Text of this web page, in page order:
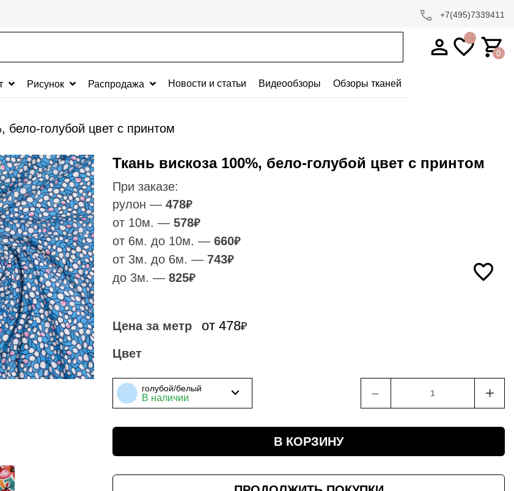
+7(495)7339411
0
Рисунок Распродажа Новости и статьи Видеообзоры Обзоры тканей
бело-голубой цвет с принтом
Ткань вискоза 100%, бело-голубой цвет с принтом
При заказе:
рулон — 478₽
от 10м. — 578₽
от 6м. до 10м. — 660₽
от 3м. до 6м. — 743₽
до 3м. — 825₽
Цена за метр от 478₽
Цвет
голубой/белый
В наличии ﹣ +
В КОРЗИНУ